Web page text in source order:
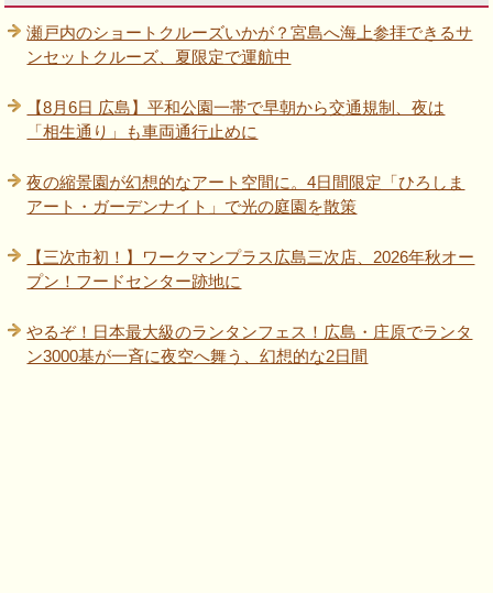
瀬戸内のショートクルーズいかが？宮島へ海上参拝できるサ
ンセットクルーズ、夏限定で運航中
【8月6日 広島】平和公園一帯で早朝から交通規制、夜は
「相生通り」も車両通行止めに
夜の縮景園が幻想的なアート空間に。4日間限定「ひろしま
アート・ガーデンナイト」で光の庭園を散策
【三次市初！】ワークマンプラス広島三次店、2026年秋オー
プン！フードセンター跡地に
やるぞ！日本最大級のランタンフェス！広島・庄原でランタ
ン3000基が一斉に夜空へ舞う、幻想的な2日間